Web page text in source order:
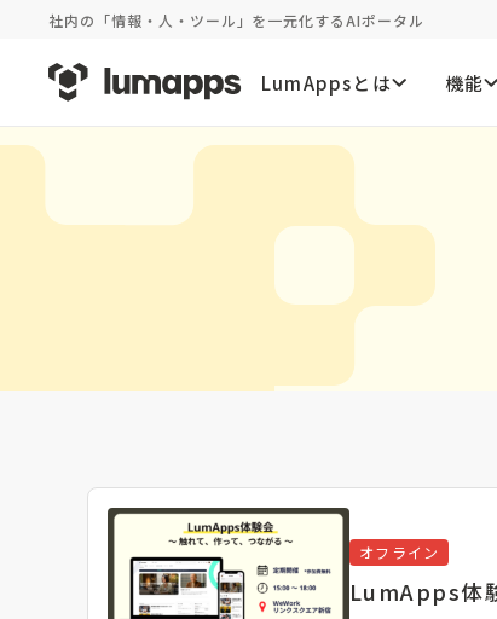
社内の「情報・人・ツール」を一元化するAIポータル
LumAppsとは 機能
オフライン
LumApps体